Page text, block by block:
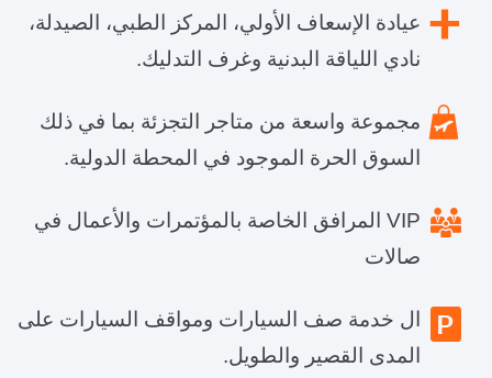
عيادة الإسعاف الأولي، المركز الطبي، الصيدلة،
نادي اللياقة البدنية وغرف التدليك.
مجموعة واسعة من متاجر التجزئة بما في ذلك
السوق الحرة الموجود في المحطة الدولية.
VIP المرافق الخاصة بالمؤتمرات والأعمال في
صالات
ال خدمة صف السيارات ومواقف السيارات على
المدى القصير والطويل.